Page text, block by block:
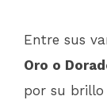
Entre sus
Oro o
por su brillo